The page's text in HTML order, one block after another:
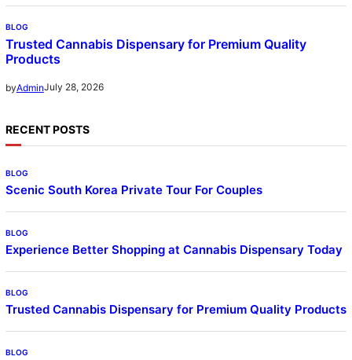
BLOG
Trusted Cannabis Dispensary for Premium Quality
Products
byAdminJuly 28, 2026
RECENT POSTS
BLOG
Scenic South Korea Private Tour For Couples
BLOG
Experience Better Shopping at Cannabis Dispensary Today
BLOG
Trusted Cannabis Dispensary for Premium Quality Products
BLOG